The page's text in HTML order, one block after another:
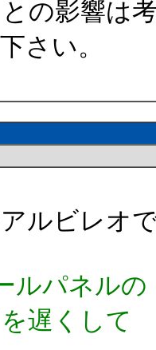
の影響は
さい。
ルビレオ
ルパネル
遅くして